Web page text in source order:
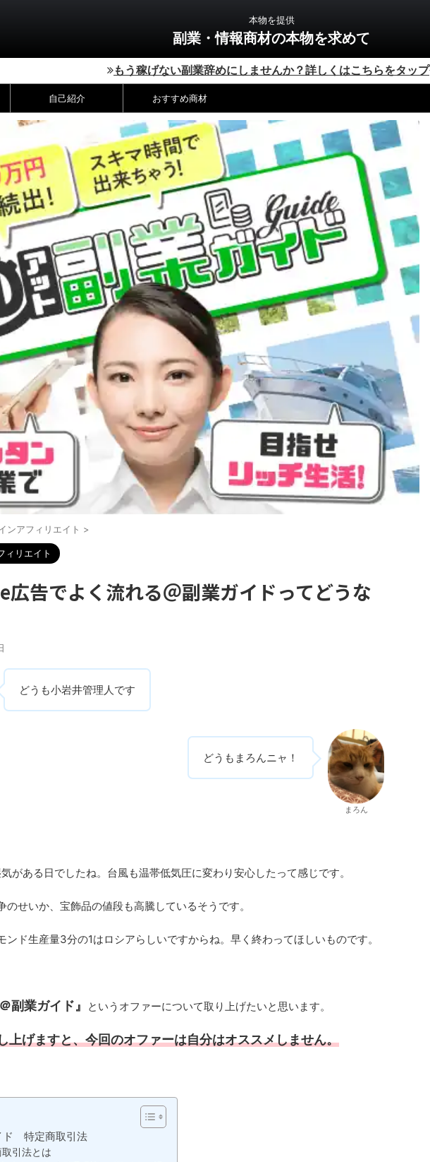
本物を提供
副業・情報商材の本物を求めて
もう稼げない副業辞めにしませんか？詳しくはこちらをタップ
自己紹介 おすすめ商材
ンアフィリエイト >
ィリエイト
告でよく流れる＠副業ガイドってどうな
どうも小岩井管理人です
どうもまろんニャ！
まろん
がある日でしたね。台風も温帯低気圧に変わり安心したって感じです。
のせいか、宝飾品の値段も高騰しているそうです。
ンド生産量3分の1はロシアらしいですからね。早く終わってほしいものです。
＠副業ガイド』 というオファーについて取り上げたいと思います。
上げますと、今回のオファーは自分はオススメしません。
ド 特定商取引法
引法とは